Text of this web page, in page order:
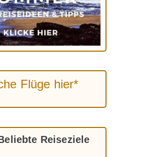
Flüge hier*
Reiseziele